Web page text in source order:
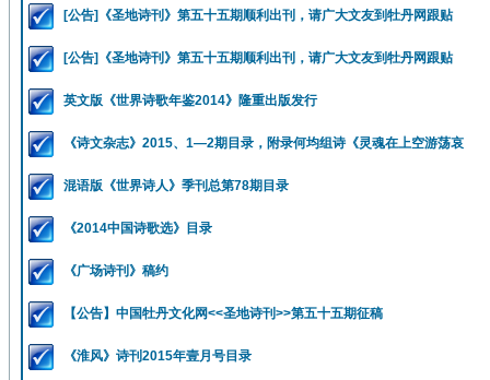
[公告]《圣地诗刊》第五十五期顺利出刊，请广大文友到牡丹网跟贴
[公告]《圣地诗刊》第五十五期顺利出刊，请广大文友到牡丹网跟贴
英文版《世界诗歌年鉴2014》隆重出版发行
《诗文杂志》2015、1—2期目录，附录何均组诗《灵魂在上空游荡哀
混语版《世界诗人》季刊总第78期目录
《2014中国诗歌选》目录
《广场诗刊》稿约
【公告】中国牡丹文化网<<圣地诗刊>>第五十五期征稿
《淮风》诗刊2015年壹月号目录